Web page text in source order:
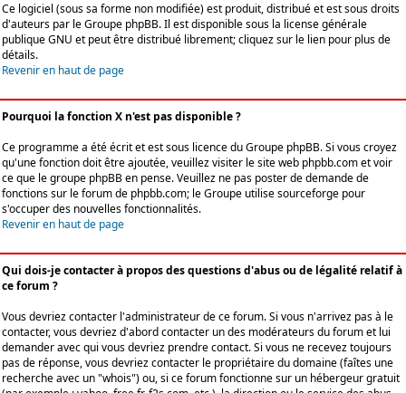
Ce logiciel (sous sa forme non modifiée) est produit, distribué et est sous droits
d'auteurs par leGroupe phpBB. Il est disponible sous la license générale
publique GNU et peut être distribué librement; cliquez sur le lien pour plus de
détails.
Revenir en haut de page
Pourquoi la fonction X n'est pas disponible ?
Ce programme a été écrit et est sous licence du Groupe phpBB. Si vous croyez
qu'une fonction doit être ajoutée, veuillez visiter le site web phpbb.com et voir
ce que le groupe phpBB en pense. Veuillez ne pas poster de demande de
fonctions sur le forum de phpbb.com; le Groupe utilise sourceforge pour
s'occuper des nouvelles fonctionnalités.
Revenir en haut de page
Qui dois-je contacter à propos des questions d'abus ou de légalité relatif à
ce forum ?
Vous devriez contacter l'administrateur de ce forum. Si vous n'arrivez pas à le
contacter, vous devriez d'abord contacter un des modérateurs du forum et lui
demander avec qui vous devriez prendre contact. Si vous ne recevez toujours
pas de réponse, vous devriez contacter le propriétaire du domaine (faîtes une
recherche avec un "whois") ou, si ce forum fonctionne sur un hébergeur gratuit